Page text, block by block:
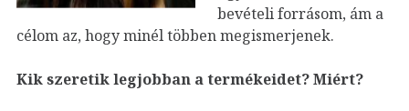
bevételi forrásom, ám a
célom az, hogy minél többen megismerjenek.
Kik szeretik legjobban a termékeidet? Miért?